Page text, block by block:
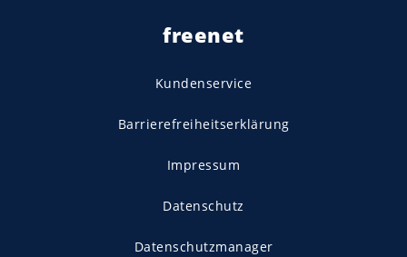
freenet
Kundenservice
Barrierefreiheitserklärung
Impressum
Datenschutz
Datenschutzmanager